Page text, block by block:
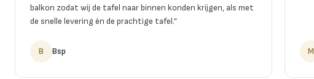
balkon zodat wij de tafel naar binnen konden krijgen, als met
de snelle levering én de prachtige tafel.”
B Bsp M